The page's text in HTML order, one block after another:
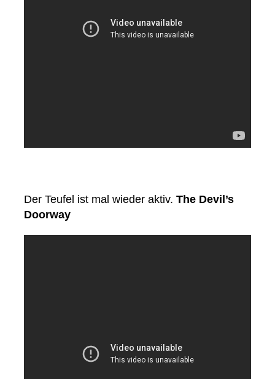
Der Teufel ist mal wieder aktiv. The Devil’s
Doorway